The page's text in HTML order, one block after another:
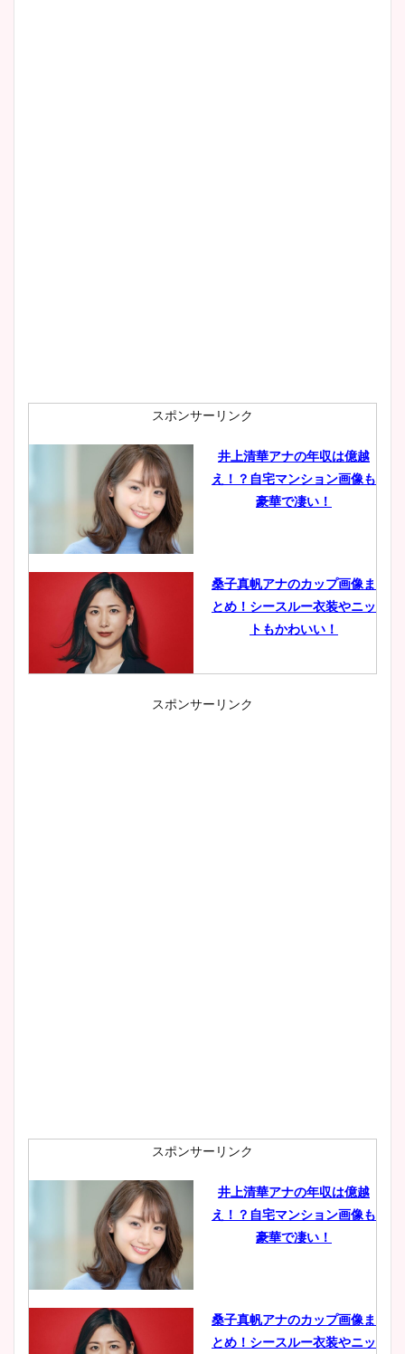
スポンサーリンク
井上清華アナの年収は億越
え！？自宅マンション画像も
豪華で凄い！
桑子真帆アナのカップ画像ま
とめ！シースルー衣装やニッ
トもかわいい！
小室瑛莉子のカップ画像まと
肉も凄い！
鈴木唯の太ってた時の体重が
ヤバすぎww原因や痩せたダ
スポンサーリンク
スポンサーリンク
井上清華アナの年収は億越
え！？自宅マンション画像も
豪華で凄い！
桑子真帆アナのカップ画像ま
とめ！シースルー衣装やニッ